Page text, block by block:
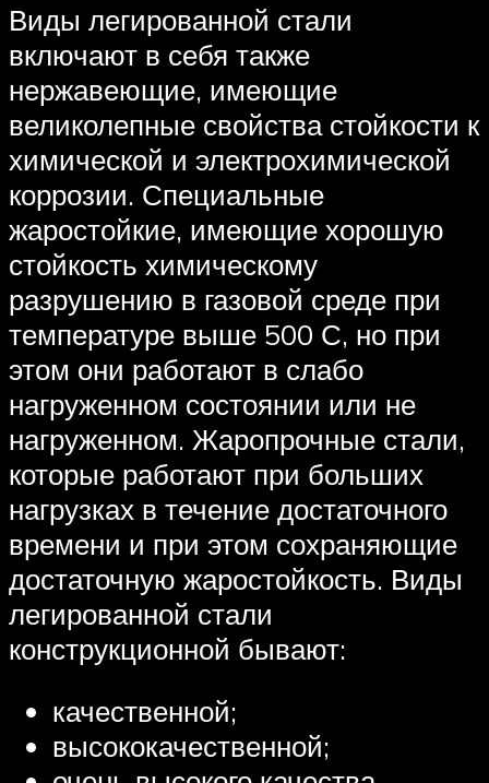
Виды легированной стали
включают в себя также
нержавеющие, имеющие
великолепные свойства стойкости к
химической и электрохимической
коррозии. Специальные
жаростойкие, имеющие хорошую
стойкость химическому
разрушению в газовой среде при
температуре выше 500 С, но при
этом они работают в слабо
нагруженном состоянии или не
нагруженном. Жаропрочные стали,
которые работают при больших
нагрузках в течение достаточного
времени и при этом сохраняющие
достаточную жаростойкость. Виды
легированной стали
конструкционной бывают:
качественной;
высококачественной;